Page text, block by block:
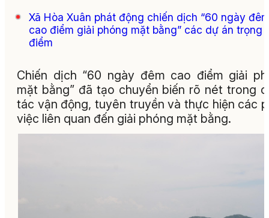
Xã Hòa Xuân phát động chiến dịch “60 ngày
cao điểm giải phóng mặt bằng” các dự án trọng
điểm
Chiến dịch “60 ngày đêm cao điểm giải
mặt bằng” đã tạo chuyển biến rõ nét trong
tác vận động, tuyên truyền và thực hiện các
việc liên quan đến giải phóng mặt bằng.